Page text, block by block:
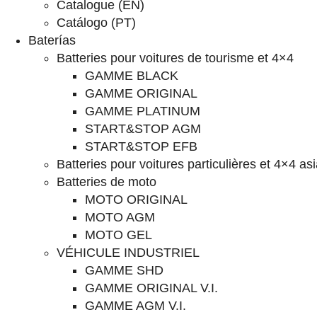
Catalogue (EN)
Catálogo (PT)
Baterías
Batteries pour voitures de tourisme et 4×4
GAMME BLACK
GAMME ORIGINAL
GAMME PLATINUM
START&STOP AGM
START&STOP EFB
Batteries pour voitures particulières et 4×4
Batteries de moto
MOTO ORIGINAL
MOTO AGM
MOTO GEL
VÉHICULE INDUSTRIEL
GAMME SHD
GAMME ORIGINAL V.I.
GAMME AGM V.I.